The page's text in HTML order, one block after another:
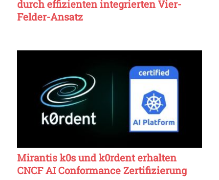
durch effizienten integrierten Vier-
Felder-Ansatz
Mirantis k0s und k0rdent erhalten
CNCF AI Conformance Zertifizierung